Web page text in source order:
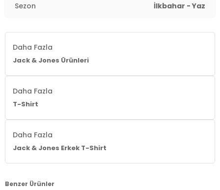
Sezon İlkbahar - Yaz
Daha Fazla
Jack & Jones Ürünleri
Daha Fazla
T-Shirt
Daha Fazla
Jack & Jones Erkek T-Shirt
Benzer Ürünler